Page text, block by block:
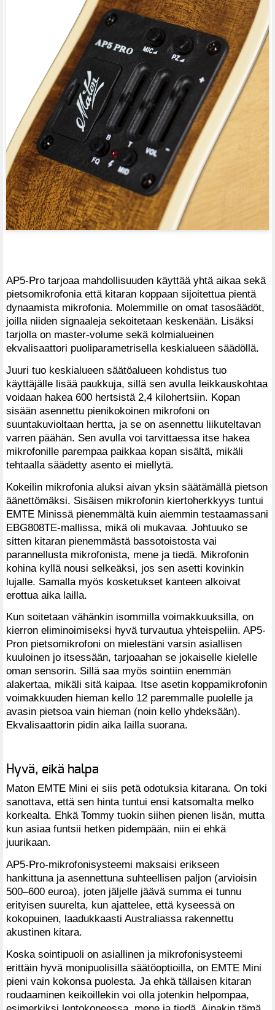
AP5-Pro tarjoaa mahdollisuuden käyttää yhtä aikaa sekä
pietsomikrofonia että kitaran koppaan sijoitettua pientä
dynaamista mikrofonia. Molemmille on omat tasosäädöt,
joilla niiden signaaleja sekoitetaan keskenään. Lisäksi
tarjolla on master-volume sekä kolmialueinen
ekvalisaattori puoliparametrisella keskialueen säädöllä.
Juuri tuo keskialueen säätöalueen kohdistus tuo
käyttäjälle lisää paukkuja, sillä sen avulla leikkauskohtaa
voidaan hakea 600 hertsistä 2,4 kilohertsiin. Kopan
sisään asennettu pienikokoinen mikrofoni on
suuntakuvioltaan hertta, ja se on asennettu liikuteltavan
varren päähän. Sen avulla voi tarvittaessa itse hakea
mikrofonille parempaa paikkaa kopan sisältä, mikäli
tehtaalla säädetty asento ei miellytä.
Kokeilin mikrofonia aluksi aivan yksin säätämällä pietson
äänettömäksi. Sisäisen mikrofonin kiertoherkkyys tuntui
EMTE Minissä pienemmältä kuin aiemmin testaamassani
EBG808TE-mallissa, mikä oli mukavaa. Johtuuko se
sitten kitaran pienemmästä bassotoistosta vai
parannellusta mikrofonista, mene ja tiedä. Mikrofonin
kohina kyllä nousi selkeäksi, jos sen asetti kovinkin
lujalle. Samalla myös kosketukset kanteen alkoivat
erottua aika lailla.
Kun soitetaan vähänkin isommilla voimakkuuksilla, on
kierron eliminoimiseksi hyvä turvautua yhteispeliin. AP5-
Pron pietsomikrofoni on mielestäni varsin asiallisen
kuuloinen jo itsessään, tarjoaahan se jokaiselle kielelle
oman sensorin. Sillä saa myös sointiin enemmän
alakertaa, mikäli sitä kaipaa. Itse asetin koppamikrofonin
voimakkuuden hieman kello 12 paremmalle puolelle ja
avasin pietsoa vain hieman (noin kello yhdeksään).
Ekvalisaattorin pidin aika lailla suorana.
Hyvä, eikä halpa
Maton EMTE Mini ei siis petä odotuksia kitarana. On toki
sanottava, että sen hinta tuntui ensi katsomalta melko
korkealta. Ehkä Tommy tuokin siihen pienen lisän, mutta
kun asiaa funtsii hetken pidempään, niin ei ehkä
juurikaan.
AP5-Pro-mikrofonisysteemi maksaisi erikseen
hankittuna ja asennettuna suhteellisen paljon (arvioisin
500–600 euroa), joten jäljelle jäävä summa ei tunnu
erityisen suurelta, kun ajattelee, että kyseessä on
kokopuinen, laadukkaasti Australiassa rakennettu
akustinen kitara.
Koska sointipuoli on asiallinen ja mikrofonisysteemi
erittäin hyvä monipuolisilla säätöoptioilla, on EMTE Mini
pieni vain kokonsa puolesta. Ja ehkä tällaisen kitaran
roudaaminen keikoillekin voi olla jotenkin helpompaa,